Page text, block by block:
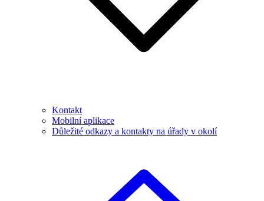
Kontakt
Mobilní aplikace
Důležité odkazy a kontakty na úřady v okolí